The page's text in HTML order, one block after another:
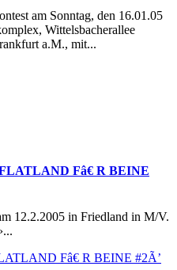
am Sonntag, den 16.01.05
Wittelsbacherallee
a.M., mit...
Fâ€ R BEINE
12.2.2005 in Friedland in M/V.
Fâ€ R BEINE #2Ã’